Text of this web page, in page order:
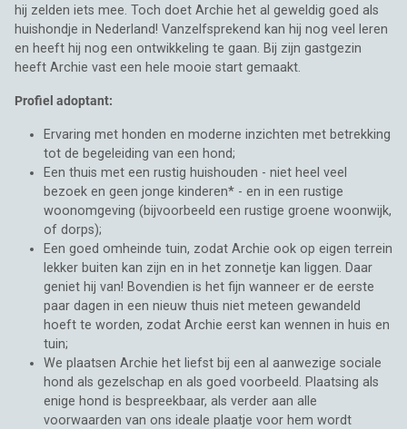
hij zelden iets mee. Toch doet Archie het al geweldig goed als
huishondje in Nederland! Vanzelfsprekend kan hij nog veel leren
en heeft hij nog een ontwikkeling te gaan. Bij zijn gastgezin
heeft Archie vast een hele mooie start gemaakt.
Profiel adoptant:
Ervaring met honden en moderne inzichten met betrekking
tot de begeleiding van een hond;
Een thuis met een rustig huishouden - niet heel veel
bezoek en geen jonge kinderen* - en in een rustige
woonomgeving (bijvoorbeeld een rustige groene woonwijk,
of dorps);
Een goed omheinde tuin, zodat Archie ook op eigen terrein
lekker buiten kan zijn en in het zonnetje kan liggen. Daar
geniet hij van! Bovendien is het fijn wanneer er de eerste
paar dagen in een nieuw thuis niet meteen gewandeld
hoeft te worden, zodat Archie eerst kan wennen in huis en
tuin;
We plaatsen Archie het liefst bij een al aanwezige sociale
hond als gezelschap en als goed voorbeeld. Plaatsing als
enige hond is bespreekbaar, als verder aan alle
voorwaarden van ons ideale plaatje voor hem wordt